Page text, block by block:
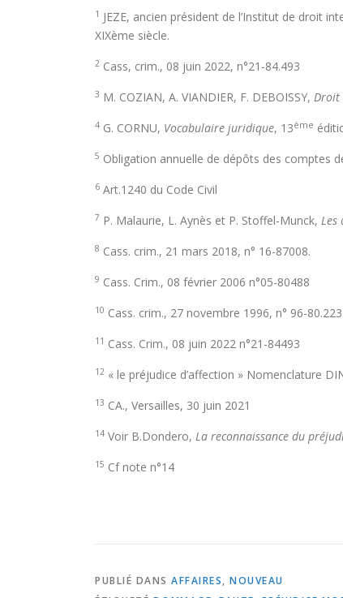
1 JEZE, ancien président de l’Institut de droit
XIXème siècle.
2 Cass, crim., 08 juin 2022, n°21-84.493
3 M. COZIAN, A. VIANDIER, F. DEBOISSY, Droit
4 G. CORNU, Vocabulaire juridique, 13ème
5 Obligation annuelle de dépôts des comptes
6 Art.1240 du Code Civil
7 P. Malaurie, L. Aynès et P. Stoffel-Munck, Les
8 Cass. crim., 21 mars 2018, n° 16-87008.
9 Cass. Crim., 08 février 2006 n°05-80488
10 Cass. crim., 27 novembre 1996, n° 96-80.223
11 Cass. Crim., 08 juin 2022 n°21-84493
12 « le préjudice d’affection » Nomenclature
13 CA., Versailles, 30 juin 2021
14 Voir B.Dondero, La reconnaissance du
15 Cf note n°14
PUBLIÉ DANS AFFAIRES, NOUVEAU